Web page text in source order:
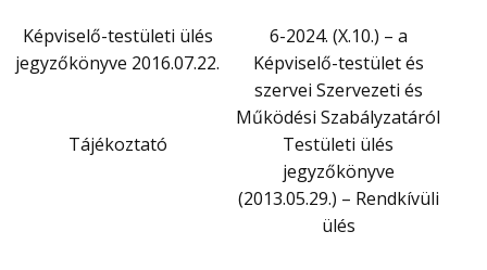
Képviselő-testületi ülés
jegyzőkönyve 2016.07.22.
6-2024. (X.10.) – a
Képviselő-testület és
szervei Szervezeti és
Működési Szabályzatáról
Tájékoztató
Testületi ülés
jegyzőkönyve
(2013.05.29.) – Rendkívüli
ülés